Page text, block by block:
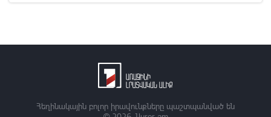
Հեղինակային բոլոր իրավունքները պաշտպանված են